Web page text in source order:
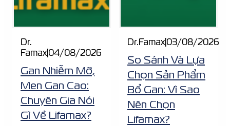
Dr.
Famax|04/08/2026
Gan Nhiễm Mỡ,
Men Gan Cao:
Chuyên Gia Nói
Gì Về Lifamax?
Dr.Famax|03/08/2026
So Sánh Và Lựa
Chọn Sản Phẩm
Bổ Gan: Vì Sao
Nên Chọn
Lifamax?